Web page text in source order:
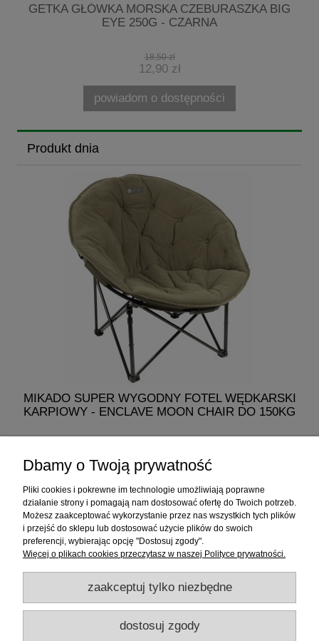
GETKA GŁÓWKA MORSKA CZEBURASZKA BIG
EYE 250G - CZARNA
18,50 zł
12,90 zł
powiadom o dostępności
Produkt dnia
MIKADO SUPER WYGODNY FOTEL WĘDKARSKI
KARPIOWY - ENCLAVE MOON CHAIR DO 150KG
Informacje
Sklep internetowy
RATY
Dbamy o Twoją prywatność
Pliki cookies i pokrewne im technologie umożliwiają poprawne
działanie strony i pomagają nam dostosować ofertę do Twoich potrzeb.
Możesz zaakceptować wykorzystanie przez nas wszystkich tych plików
i przejść do sklepu lub dostosować użycie plików do swoich
preferencji, wybierając opcję "Dostosuj zgody".
Więcej o plikach cookies przeczytasz w naszej Polityce prywatności.
zaakceptuj tylko niezbędne
dostosuj zgody